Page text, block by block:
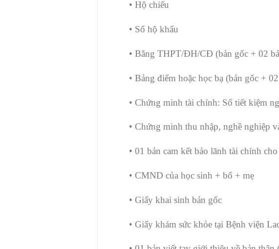
• Hộ chiếu
• Sổ hộ khẩu
• Bằng THPT/ĐH/CĐ (bản gốc + 02
• Bảng điểm hoặc học bạ (bản gốc +
• Chứng minh tài chính: Sổ tiết kiệm
• Chứng minh thu nhập, nghề nghiệp
• 01 bản cam kết bảo lãnh tài chính
• CMND của học sinh + bố + mẹ
• Giấy khai sinh bản gốc
• Giấy khám sức khỏe tại Bệnh viện